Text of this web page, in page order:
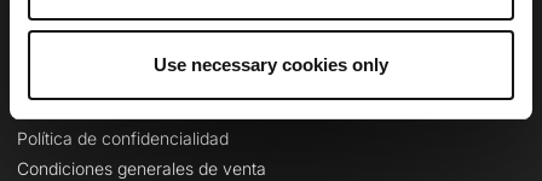
Use necessary cookies only
Iniciar sesión
Información legal
Política de confidencialidad
Condiciones generales de venta